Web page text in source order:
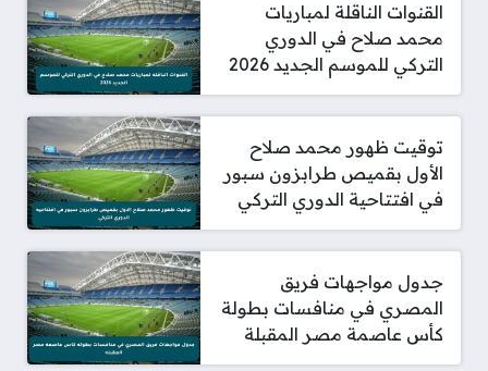
القنوات الناقلة لمباريات
محمد صلاح في الدوري
التركي للموسم الجديد 2026
توقيت ظهور محمد صلاح
الأول بقميص طرابزون سبور
في افتتاحية الدوري التركي
جدول مواجهات فريق
المصري في منافسات بطولة
كأس عاصمة مصر المقبلة